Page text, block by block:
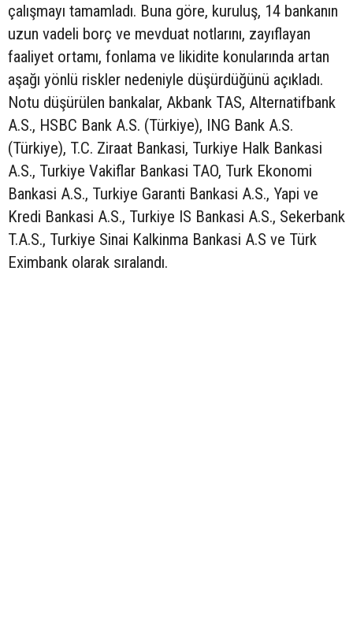
çalışmayı tamamladı. Buna göre, kuruluş, 14 bankanın
uzun vadeli borç ve mevduat notlarını, zayıflayan
faaliyet ortamı, fonlama ve likidite konularında artan
aşağı yönlü riskler nedeniyle düşürdüğünü açıkladı.
Notu düşürülen bankalar, Akbank TAS, Alternatifbank
A.S., HSBC Bank A.S. (Türkiye), ING Bank A.S.
(Türkiye), T.C. Ziraat Bankasi, Turkiye Halk Bankasi
A.S., Turkiye Vakiflar Bankasi TAO, Turk Ekonomi
Bankasi A.S., Turkiye Garanti Bankasi A.S., Yapi ve
Kredi Bankasi A.S., Turkiye IS Bankasi A.S., Sekerbank
T.A.S., Turkiye Sinai Kalkinma Bankasi A.S ve Türk
Eximbank olarak sıralandı.